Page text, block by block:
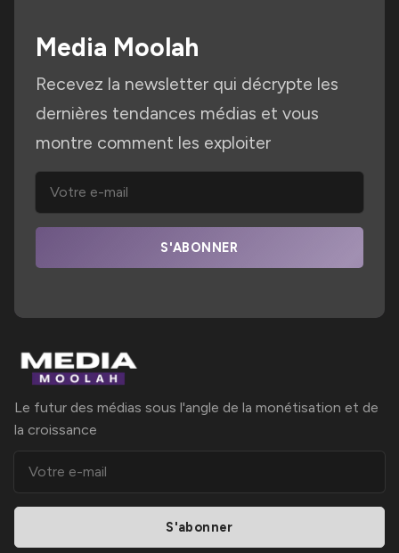
Media Moolah
Recevez la newsletter qui décrypte les
dernières tendances médias et vous
montre comment les exploiter
S'ABONNER
Le futur des médias sous l'angle de la monétisation et de
la croissance
S'abonner